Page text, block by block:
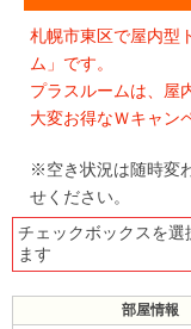
札幌市東区で屋内型
ム」です。
プラスルームは、屋
大変お得なＷキャン
※空き状況は随時変
せください。
チェックボックスを
ます
部屋情報